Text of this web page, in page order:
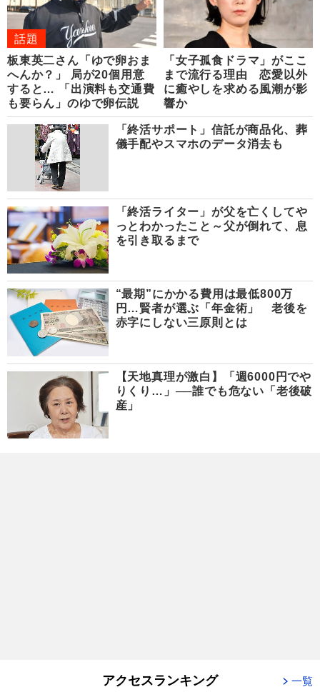
話題
板東英二さん「ゆで卵おま
へんか？」 局が20個用意
すると… 「出演料も交通費
も要らん」のゆで卵伝説
「女子孤食ドラマ」がここ
まで流行る理由 恋愛以外
に癒やしを求める風潮が影
響か
「終活サポート」信託が商品化、葬
儀手配やスマホのデータ消去も
「終活ライター」が父を亡くしてや
っとわかったこと～父が倒れて、息
を引き取るまで
“最期”にかかる費用は最低800万
円…賢者が選ぶ「年金術」 老後を
赤字にしない三原則とは
【天地真理が激白】「週6000円でや
りくり…」──誰でも危ない「老後破
産」
アクセスランキング 一覧